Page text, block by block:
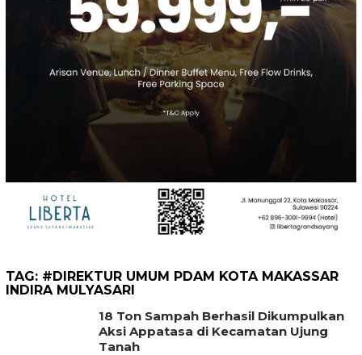
TAG: #DIREKTUR UMUM PDAM KOTA MAKASSAR
INDIRA MULYASARI
18 Ton Sampah Berhasil Dikumpulkan
Aksi Appatasa di Kecamatan Ujung
Tanah